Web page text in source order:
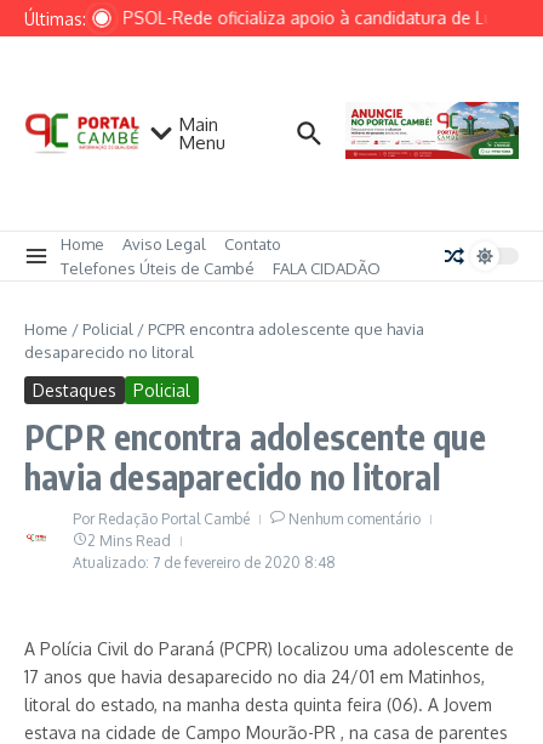
Ir para o conteúdo
Últimas:
Federação PSOL-Rede oficializa apoio à candidatura de Lula à
Main
Menu
Home Aviso Legal
Contato
Telefones Úteis de Cambé
FALA CIDADÃO
Home / Policial / PCPR encontra adolescente que havia
desaparecido no litoral
Destaques Policial
PCPR encontra adolescente que
havia desaparecido no litoral
Por Redação Portal Cambé
Nenhum comentário
2 Mins Read
Atualizado: 7 de fevereiro de 2020 8:48
A Polícia Civil do Paraná (PCPR) localizou uma adolescente de
17 anos que havia desaparecido no dia 24/01 em Matinhos,
litoral do estado, na manha desta quinta feira (06). A Jovem
estava na cidade de Campo Mourão-PR , na casa de parentes